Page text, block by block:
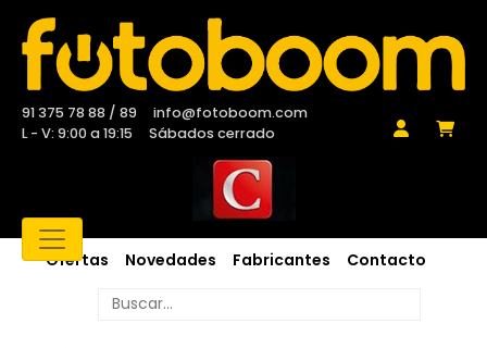
91 375 78 88 / 89
info@fotoboom.com
L - V: 9:00 a 19:15
Sábados cerrado
Ofertas Novedades Fabricantes Contacto